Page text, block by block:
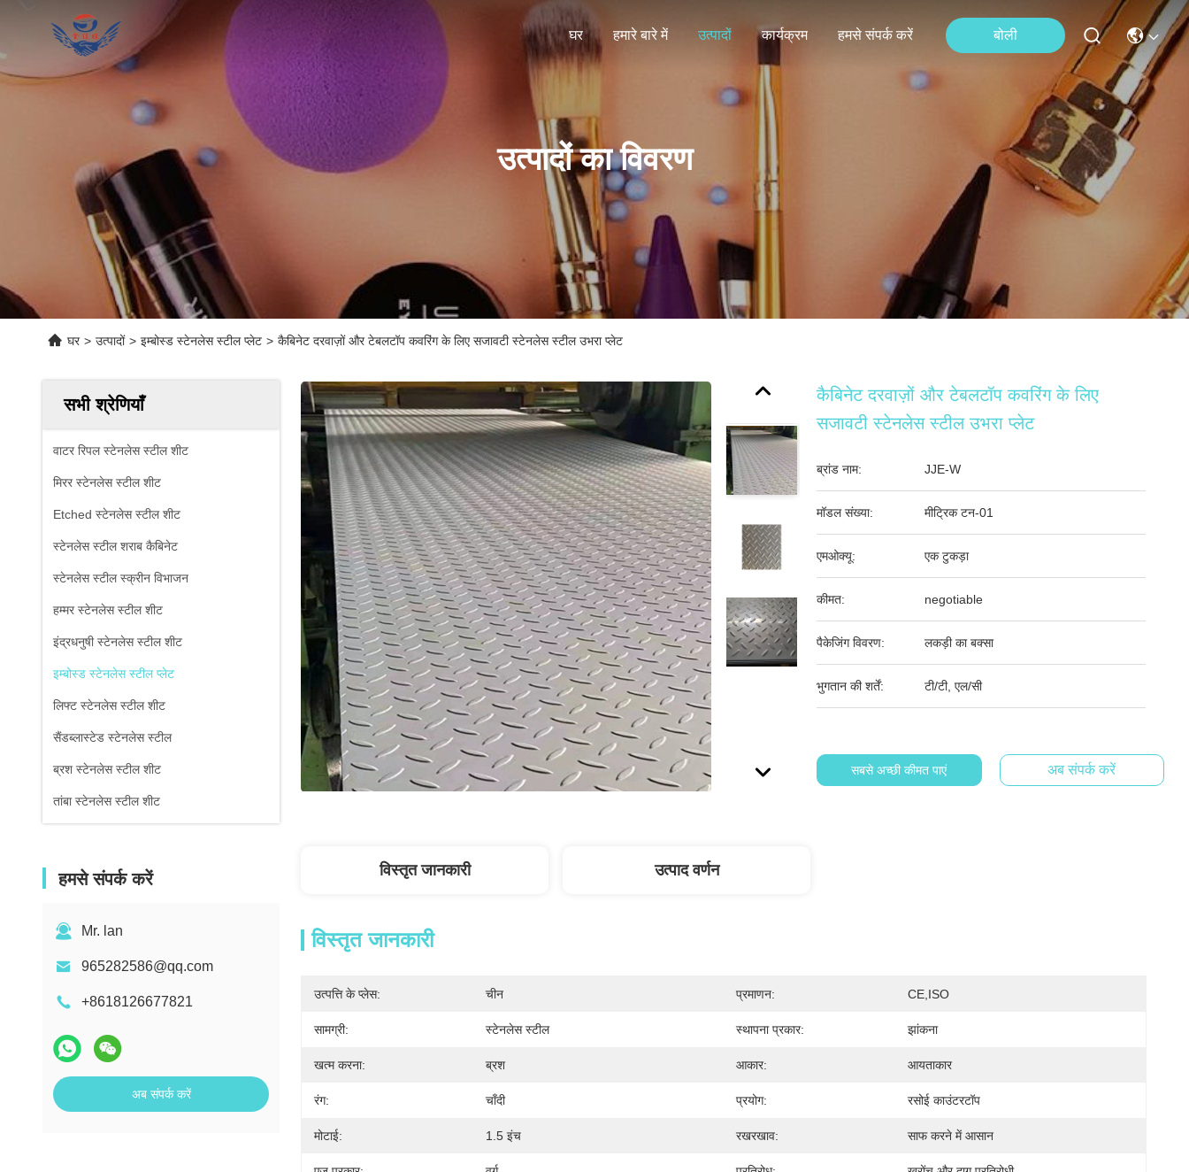
घर हमारे बारे में उत्पादों कार्यक्रम हमसे संपर्क करें बोली
उत्पादों का विवरण
घर > उत्पादों > इम्बोस्ड स्टेनलेस स्टील प्लेट > कैबिनेट दरवाज़ों और टेबलटॉप कवरिंग के लिए सजावटी स्टेनलेस स्टील उभरा प्लेट
सभी श्रेणियाँ
वाटर रिपल स्टेनलेस स्टील शीट
मिरर स्टेनलेस स्टील शीट
Etched स्टेनलेस स्टील शीट
स्टेनलेस स्टील शराब कैबिनेट
स्टेनलेस स्टील स्क्रीन विभाजन
हम्मर स्टेनलेस स्टील शीट
इंद्रधनुषी स्टेनलेस स्टील शीट
इम्बोस्ड स्टेनलेस स्टील प्लेट
लिफ्ट स्टेनलेस स्टील शीट
सैंडब्लास्टेड स्टेनलेस स्टील
ब्रश स्टेनलेस स्टील शीट
तांबा स्टेनलेस स्टील शीट
हमसे संपर्क करें
Mr. lan
965282586@qq.com
+8618126677821
अब संपर्क करें
कैबिनेट दरवाज़ों और टेबलटॉप कवरिंग के लिए
सजावटी स्टेनलेस स्टील उभरा प्लेट
ब्रांड नाम: JJE-W
मॉडल संख्या: मीट्रिक टन-01
एमओक्यू: एक टुकड़ा
कीमत: negotiable
पैकेजिंग विवरण: लकड़ी का बक्सा
भुगतान की शर्तें: टी/टी, एल/सी
सबसे अच्छी कीमत पाएं अब संपर्क करें
विस्तृत जानकारी उत्पाद वर्णन
विस्तृत जानकारी
उत्पत्ति के प्लेस: चीन प्रमाणन: CE,ISO
सामग्री: स्टेनलेस स्टील स्थापना प्रकार: झांकना
खत्म करना: ब्रश आकार: आयताकार
रंग: चाँदी प्रयोग: रसोई काउंटरटॉप
मोटाई: 1.5 इंच रखरखाव: साफ करने में आसान